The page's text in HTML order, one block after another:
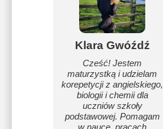
Klara Gwóźdź
Cześć! Jestem
maturzystką i udzielam
korepetycji z angielskiego,
biologii i chemii dla
uczniów szkoły
podstawowej. Pomagam
w nauce, pracach